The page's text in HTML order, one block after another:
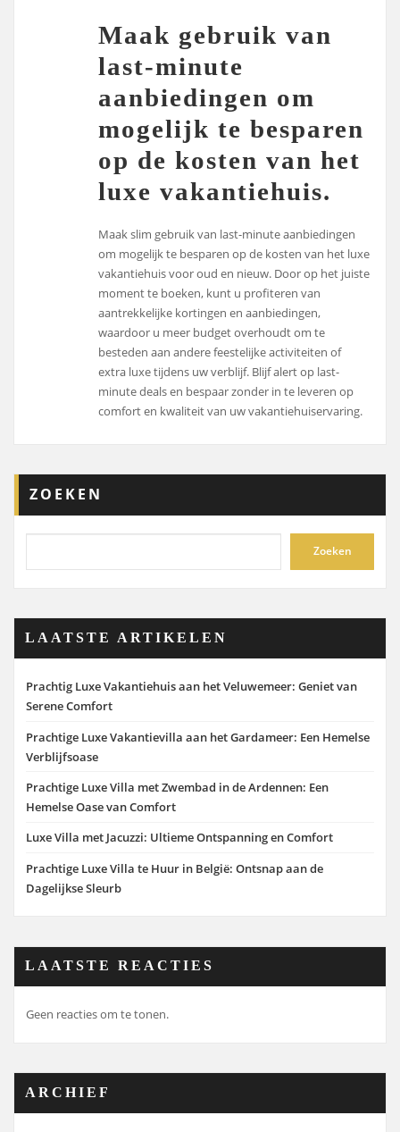
Maak gebruik van
last-minute
aanbiedingen om
mogelijk te besparen
op de kosten van het
luxe vakantiehuis.
Maak slim gebruik van last-minute aanbiedingen
om mogelijk te besparen op de kosten van het luxe
vakantiehuis voor oud en nieuw. Door op het juiste
moment te boeken, kunt u profiteren van
aantrekkelijke kortingen en aanbiedingen,
waardoor u meer budget overhoudt om te
besteden aan andere feestelijke activiteiten of
extra luxe tijdens uw verblijf. Blijf alert op last-
minute deals en bespaar zonder in te leveren op
comfort en kwaliteit van uw vakantiehuiservaring.
ZOEKEN
Zoeken
LAATSTE ARTIKELEN
Prachtig Luxe Vakantiehuis aan het Veluwemeer: Geniet van
Serene Comfort
Prachtige Luxe Vakantievilla aan het Gardameer: Een Hemelse
Verblijfsoase
Prachtige Luxe Villa met Zwembad in de Ardennen: Een
Hemelse Oase van Comfort
Luxe Villa met Jacuzzi: Ultieme Ontspanning en Comfort
Prachtige Luxe Villa te Huur in België: Ontsnap aan de
Dagelijkse Sleurb
LAATSTE REACTIES
Geen reacties om te tonen.
ARCHIEF